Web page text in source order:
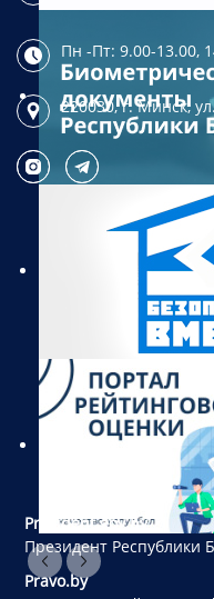
Пн -Пт: 9.00-13.00,
220030, г. Минск,
President.gov.by
Президент Республики
Pravo.by